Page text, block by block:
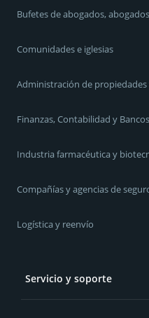
Bufetes de abogados,
Comunidades e iglesias
Administración de propiedades
Finanzas, Contabilidad y Bancos
Industria farmacéutica y
Compañías y agencias de
Logística y reenvío
Servicio y soporte